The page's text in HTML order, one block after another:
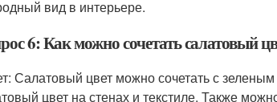
вид в интерьере.
6: Как можно сочетать салатовый
Салатовый цвет можно сочетать с
цвет на стенах и текстиле. Также